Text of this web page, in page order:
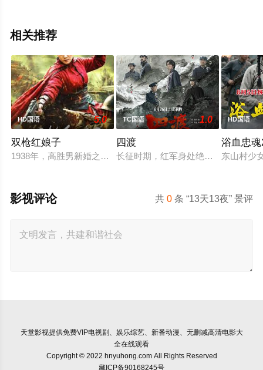
相关推荐
HD国语 5.0
双枪红娘子
1938年，高胜男新婚之日，丈夫被日军残害，父辈亦遭屠戮。
TC国语 1.0
四渡
长征时期，红军身处绝境。四渡赤水
HD国语
浴血忠魂
东山村少
共0 条 “13天13夜” 景评
影视评论
天堂影视提供免费VIP电视剧、娱乐综艺、新番动漫、无删减高清电影大
全在线观看
Copyright © 2022 hnyuhong.com All Rights Reserved
藏ICP备90168245号